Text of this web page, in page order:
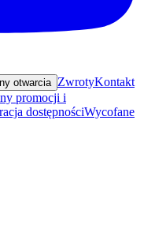
otwarcia ZwrotyKontakt
promocji i
dostępnościWycofane